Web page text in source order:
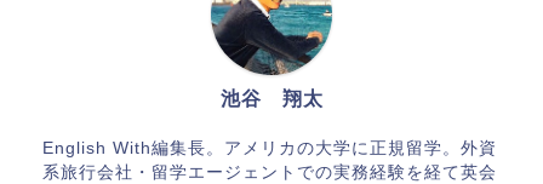
池谷 翔太
English With編集長。アメリカの大学に正規留学。外資
系旅行会社・留学エージェントでの実務経験を経て英会